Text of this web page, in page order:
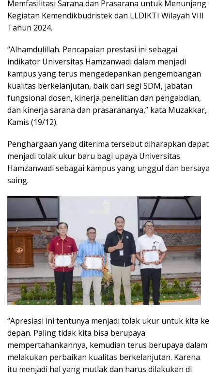
Memfasilitasi Sarana dan Prasarana untuk Menunjang
Kegiatan Kemendikbudristek dan LLDIKTI Wilayah VIII
Tahun 2024.
“Alhamdulillah. Pencapaian prestasi ini sebagai
indikator Universitas Hamzanwadi dalam menjadi
kampus yang terus mengedepankan pengembangan
kualitas berkelanjutan, baik dari segi SDM, jabatan
fungsional dosen, kinerja penelitian dan pengabdian,
dan kinerja sarana dan prasarananya,” kata Muzakkar,
Kamis (19/12).
Penghargaan yang diterima tersebut diharapkan dapat
menjadi tolak ukur baru bagi upaya Universitas
Hamzanwadi sebagai kampus yang unggul dan bersaya
saing.
“Apresiasi ini tentunya menjadi tolak ukur untuk kita ke
depan. Paling tidak kita bisa berupaya
mempertahankannya, kemudian terus berupaya dalam
melakukan perbaikan kualitas berkelanjutan. Karena
itu menjadi hal yang mutlak dan harus dilakukan di